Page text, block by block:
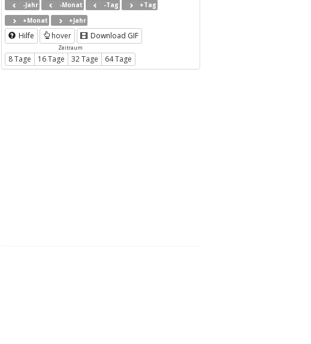
-Jahr -Monat -Tag
+Tag
+Monat
+Jahr
Hilfe hover Download GIF
Zeitraum
8 Tage 16 Tage 32 Tage 64 Tage